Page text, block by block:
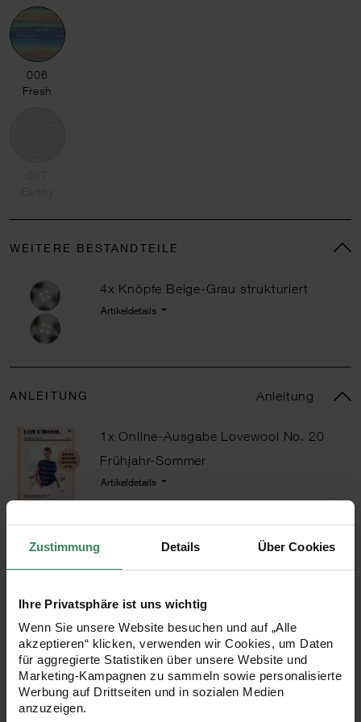
Zustimmung Details Über Cookies
Ihre Privatsphäre ist uns wichtig
Wenn Sie unsere Website besuchen und auf „Alle
akzeptieren“ klicken, verwenden wir Cookies, um Daten
für aggregierte Statistiken über unsere Website und
Marketing-Kampagnen zu sammeln sowie personalisierte
Werbung auf Drittseiten und in sozialen Medien
anzuzeigen.
006 Fresh
006
Fresh
WEITERE BESTANDTEILE
4x Knöpfe Beige-Grau strukturiert
Artikeldetails
ANLEITUNG Anleitung
1x Online-Ausgabe Lovewool No. 20
Frühjahr-Sommer
Artikeldetails
50,99 €*
VERSAND­KOSTEN­
FREI AB 34,99 €
KAUF AUF
RECHNUNG